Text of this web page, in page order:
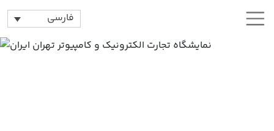
فارسی